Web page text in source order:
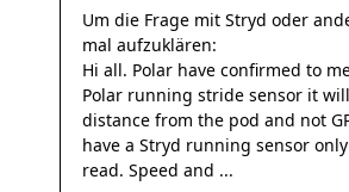
Um die Frage mit Stryd oder
mal aufzuklären:
Hi all. Polar have confirmed to
Polar running stride sensor it
distance from the pod and not
have a Stryd running sensor
read. Speed and ...